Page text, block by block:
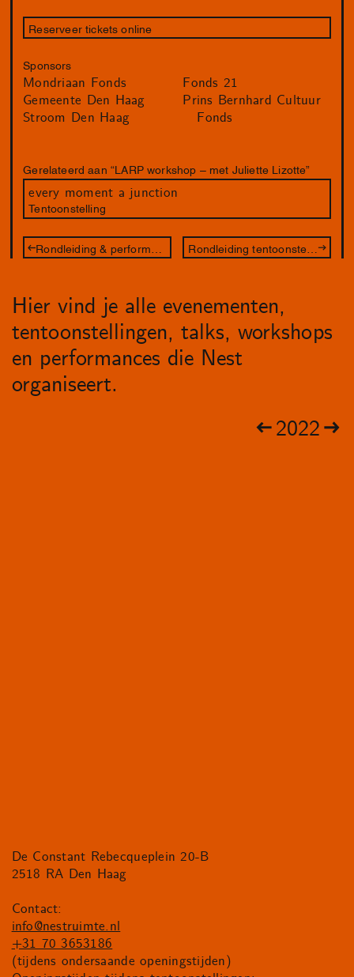
Reserveer tickets online
Sponsors
Mondriaan Fonds
Gemeente Den Haag
Stroom Den Haag
Fonds 21
Prins Bernhard Cultuur
Fonds
Gerelateerd aan “LARP workshop – met Juliette Lizotte”
every moment a junction
Tentoonstelling
Hier vind je alle evenementen,
tentoonstellingen, talks, workshops
en performances die Nest
organiseert.
2022
De Constant Rebecqueplein 20-B
2518 RA Den Haag
Contact:
info@nestruimte.nl
+31 70 3653186
(tijdens ondersaande openingstijden)